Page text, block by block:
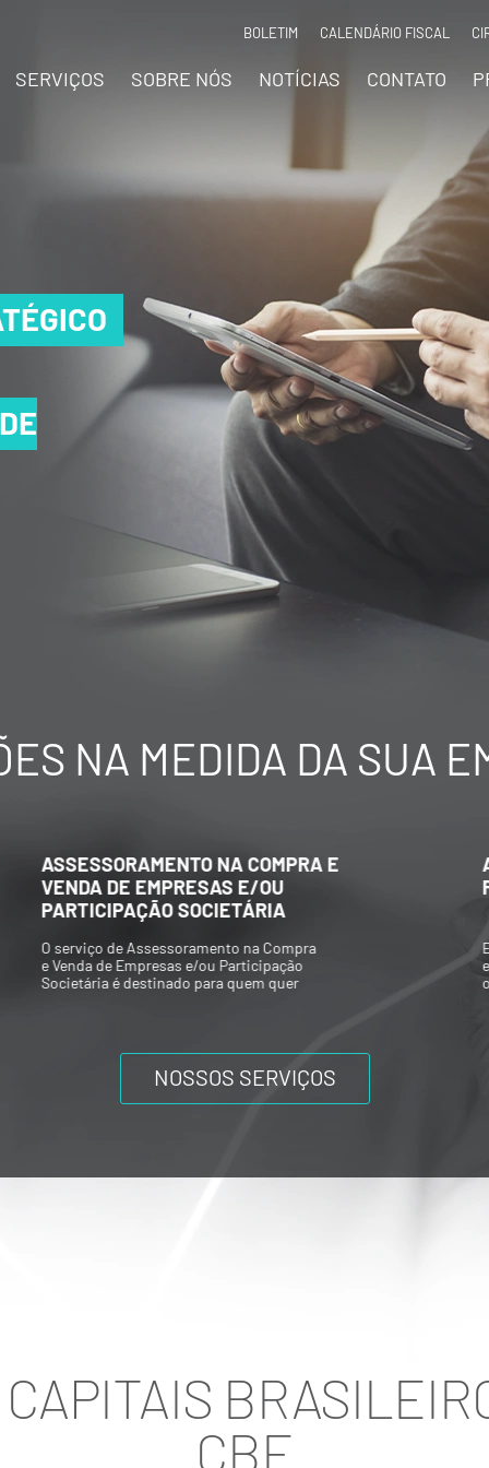
BOLETIM CALENDÁRIO FISCAL
SERVIÇOS SOBRE NÓS NOTÍCIAS CONTATO
NA MEDIDA DA SUA
AVALIAÇÃO ECONÔMICO-
FINANCEIRA DE EMPRESAS
Elaboração de Valuations para aquisição
e/ou venda de participações societárias,
ou mesmo composições societárias entre
NOSSOS SERVIÇOS
CBE